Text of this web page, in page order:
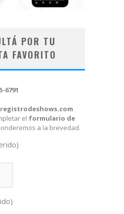
POR TU
FAVORITO
6791
el formulario de
a la brevedad.